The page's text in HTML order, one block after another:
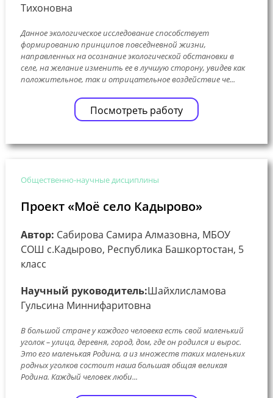
Тихоновна
Данное экологическое исследование способствует
формированию принципов повседневной жизни,
направленных на осознание экологической обстановки в
селе, на желание изменить ее в лучшую сторону, увидев как
положительное, так и отрицательное воздействие че...
Посмотреть работу
Общественно-научные дисциплины
Проект «Моё село Кадырово»
Автор: Сабирова Самира Алмазовна, МБОУ
СОШ с.Кадырово, Республика Башкортостан, 5
класс
Научный руководитель:Шайхлисламова
Гульсина Миннифаритовна
В большой стране у каждого человека есть свой маленький
уголок – улица, деревня, город, дом, где он родился и вырос.
Это его маленькая Родина, а из множеств таких маленьких
родных уголков состоит наша большая общая великая
Родина. Каждый человек люби...